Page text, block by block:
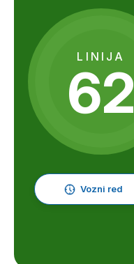
LINIJA
62
Vozni red